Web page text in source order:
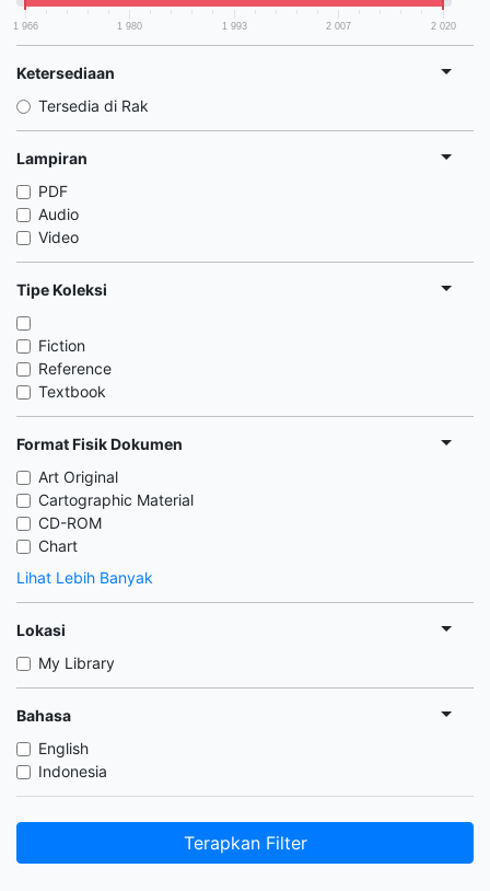
1 966 1 980 1 993 2 007 2 020
Ketersediaan
Tersedia di Rak
Lampiran
PDF
Audio
Video
Tipe Koleksi
Fiction
Reference
Textbook
Format Fisik Dokumen
Art Original
Cartographic Material
CD-ROM
Chart
Lihat Lebih Banyak
Lokasi
My Library
Bahasa
English
Indonesia
Terapkan Filter